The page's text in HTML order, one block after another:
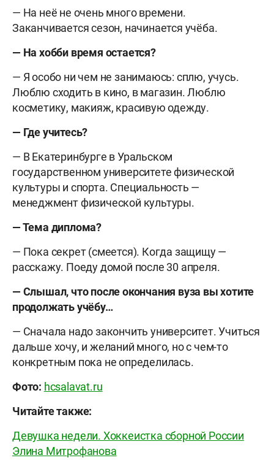
— На неё не очень много времени.
Заканчивается сезон, начинается учёба.
— На хобби время остается?
— Я особо ни чем не занимаюсь: сплю, учусь.
Люблю сходить в кино, в магазин. Люблю
косметику, макияж, красивую одежду.
— Где учитесь?
— В Екатеринбурге в Уральском
государственном университете физической
культуры и спорта. Специальность —
менеджмент физической культуры.
— Тема диплома?
— Пока секрет (смеется). Когда защищу —
расскажу. Поеду домой после 30 апреля.
— Слышал, что после окончания вуза вы хотите
продолжать учёбу…
— Сначала надо закончить университет. Учиться
дальше хочу, и желаний много, но с чем-то
конкретным пока не определилась.
Фото: hcsalavat.ru
Читайте также:
Девушка недели. Хоккеистка сборной России
Элина Митрофанова